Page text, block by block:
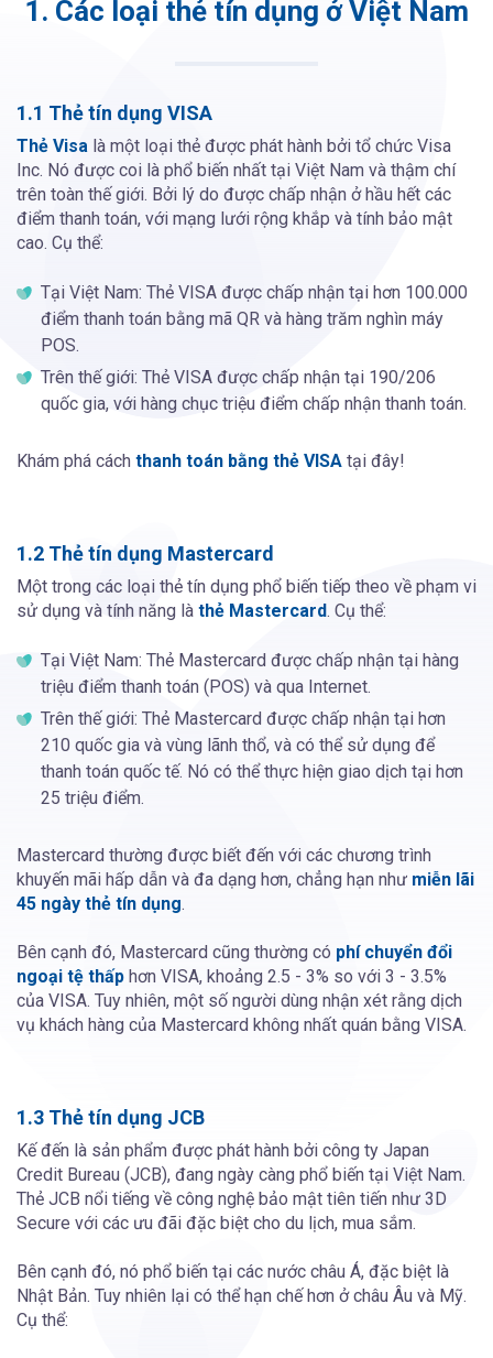
1. Các loại thẻ tín dụng ở Việt Nam
1.1 Thẻ tín dụng VISA
Thẻ Visa là một loại thẻ được phát hành bởi tổ chức Visa
Inc. Nó được coi là phổ biến nhất tại Việt Nam và thậm chí
trên toàn thế giới. Bởi lý do được chấp nhận ở hầu hết các
điểm thanh toán, với mạng lưới rộng khắp và tính bảo mật
cao. Cụ thể:
Tại Việt Nam: Thẻ VISA được chấp nhận tại hơn 100.000
điểm thanh toán bằng mã QR và hàng trăm nghìn máy
POS.
Trên thế giới: Thẻ VISA được chấp nhận tại 190/206
quốc gia, với hàng chục triệu điểm chấp nhận thanh toán.
Khám phá cách thanh toán bằng thẻ VISA tại đây!
1.2 Thẻ tín dụng Mastercard
Một trong các loại thẻ tín dụng phổ biến tiếp theo về phạm vi
sử dụng và tính năng là thẻ Mastercard. Cụ thể:
Tại Việt Nam: Thẻ Mastercard được chấp nhận tại hàng
triệu điểm thanh toán (POS) và qua Internet.
Trên thế giới: Thẻ Mastercard được chấp nhận tại hơn
210 quốc gia và vùng lãnh thổ, và có thể sử dụng để
thanh toán quốc tế. Nó có thể thực hiện giao dịch tại hơn
25 triệu điểm.
Mastercard thường được biết đến với các chương trình
khuyến mãi hấp dẫn và đa dạng hơn, chẳng hạn như miễn lãi
45 ngày thẻ tín dụng.
Bên cạnh đó, Mastercard cũng thường có phí chuyển đổi
ngoại tệ thấp hơn VISA, khoảng 2.5 - 3% so với 3 - 3.5%
của VISA. Tuy nhiên, một số người dùng nhận xét rằng dịch
vụ khách hàng của Mastercard không nhất quán bằng VISA.
1.3 Thẻ tín dụng JCB
Kế đến là sản phẩm được phát hành bởi công ty Japan
Credit Bureau (JCB), đang ngày càng phổ biến tại Việt Nam.
Thẻ JCB nổi tiếng về công nghệ bảo mật tiên tiến như 3D
Secure với các ưu đãi đặc biệt cho du lịch, mua sắm.
Bên cạnh đó, nó phổ biến tại các nước châu Á, đặc biệt là
Nhật Bản. Tuy nhiên lại có thể hạn chế hơn ở châu Âu và Mỹ.
Cụ thể: